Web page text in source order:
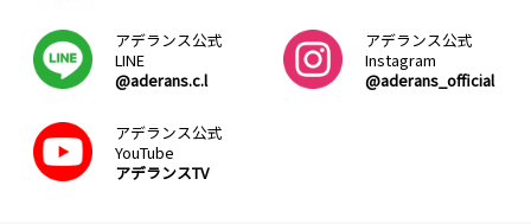
アデランス公式
LINE
@aderans.c.l
アデランス公式
Instagram
@aderans_official
アデランス公式
YouTube
アデランスTV